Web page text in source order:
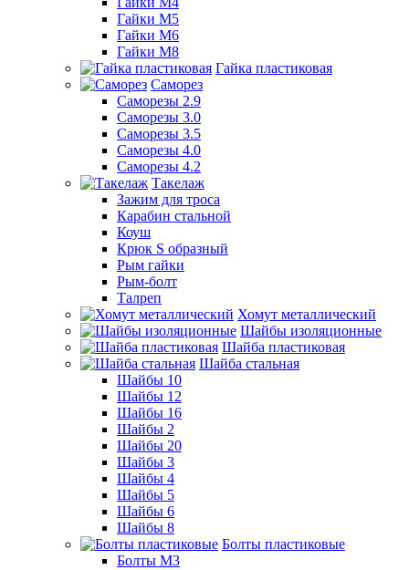
Гайки М5
Гайки М6
Гайки М8
Гайка пластиковая
Саморез
Саморезы 2.9
Саморезы 3.0
Саморезы 3.5
Саморезы 4.0
Саморезы 4.2
Такелаж
Зажим для троса
Карабин стальной
Коуш
Крюк S образный
Рым гайки
Рым-болт
Талреп
Хомут металлический
Шайбы изоляционные
Шайба пластиковая
Шайба стальная
Шайбы 10
Шайбы 12
Шайбы 16
Шайбы 2
Шайбы 20
Шайбы 3
Шайбы 4
Шайбы 5
Шайбы 6
Шайбы 8
Болты пластиковые
Болты М3